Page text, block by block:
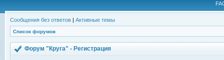
Сообщения без ответов | Активные темы
Список форумов
Форум "Круга" - Регистрация